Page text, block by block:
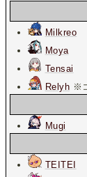
Milkreo
Moya
Tensai
Relyh ※
Mugi
TEITEI